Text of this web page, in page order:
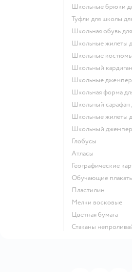
Школьные брюки
Туфли для школы
Школьная обувь
Школьные жилеты
Школьные
Школьный
Школьные
Школьная форма
Школьный
Школьные жилеты
Школьный
Глобусы
Атласы
Географические
Обучающие
Пластилин
Мелки восковые
Цветная бумага
Стаканы